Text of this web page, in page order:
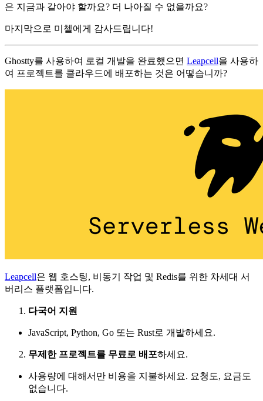
은 지금과 같아야 할까요? 더 나아질 수 없을까요?
마지막으로 미첼에게 감사드립니다!
Ghostty를 사용하여 로컬 개발을 완료했으면 Leapcell을 사용하
여 프로젝트를 클라우드에 배포하는 것은 어떻습니까?
Leapcell은 웹 호스팅, 비동기 작업 및 Redis를 위한 차세대 서
버리스 플랫폼입니다.
다국어 지원
JavaScript, Python, Go 또는 Rust로 개발하세요.
무제한 프로젝트를 무료로 배포하세요.
사용량에 대해서만 비용을 지불하세요. 요청도, 요금도
없습니다.